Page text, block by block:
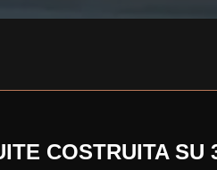
COSTRUITA SU